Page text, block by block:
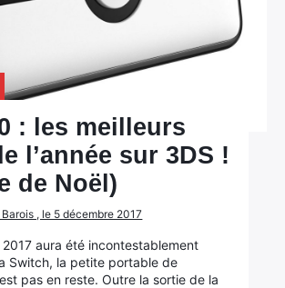
: les meilleurs
l’année sur 3DS !
de Noël)
, le 5 décembre 2017
2017 aura été incontestablement
Switch, la petite portable de
pas en reste. Outre la sortie de la